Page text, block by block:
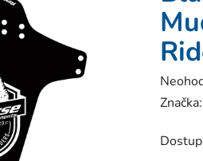
je
Značka: